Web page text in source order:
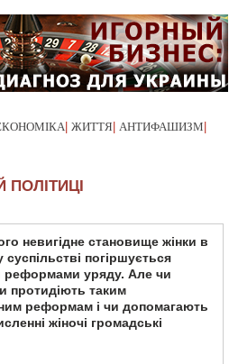
ЖИТТЯ АНТИФАШИЗМ
невигідне становище жінки в
суспільстві погіршується
реформами уряду. Але чи
протидіють таким
реформам і чи допомагають
жіночі громадські